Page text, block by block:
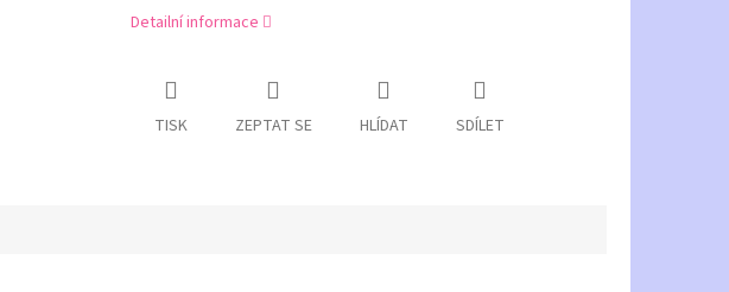
Detailní informace
TISK ZEPTAT SE HLÍDAT SDÍLET